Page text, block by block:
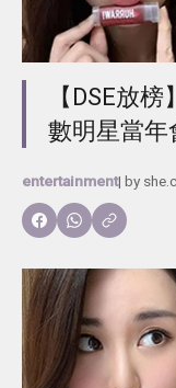
【DSE放
數明星當年
entertainment| by